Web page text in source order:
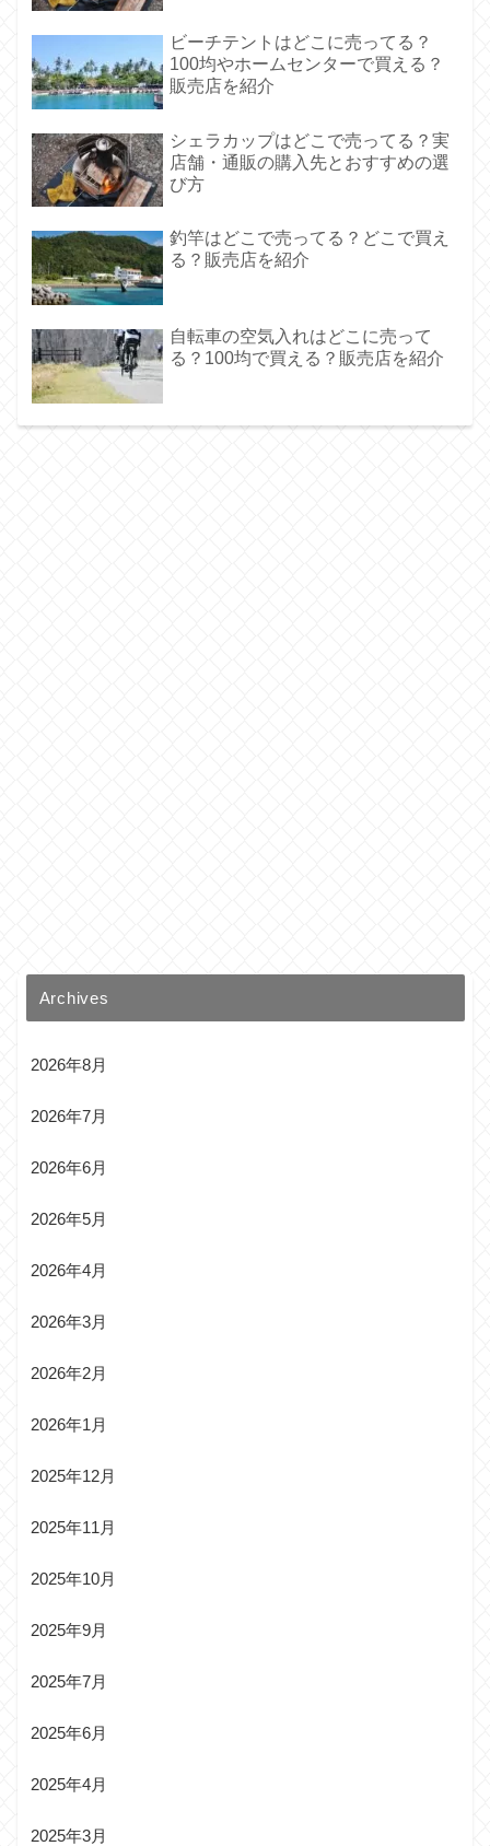
ビーチテントはどこに売ってる？
100均やホームセンターで買える？
販売店を紹介
シェラカップはどこで売ってる？実
店舗・通販の購入先とおすすめの選
び方
釣竿はどこで売ってる？どこで買え
る？販売店を紹介
自転車の空気入れはどこに売って
る？100均で買える？販売店を紹介
Archives
2026年8月
2026年7月
2026年6月
2026年5月
2026年4月
2026年3月
2026年2月
2026年1月
2025年12月
2025年11月
2025年10月
2025年9月
2025年7月
2025年6月
2025年4月
2025年3月